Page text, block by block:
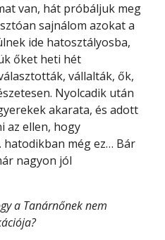
van, hát próbáljuk meg
sajnálom azokat a
ide hatosztályosba,
őket heti hét
vállalták, ők,
Nyolcadik után
akarata, és adott
az ellen, hogy
még ez… Bár
nagyon jól
a Tanárnőnek nem